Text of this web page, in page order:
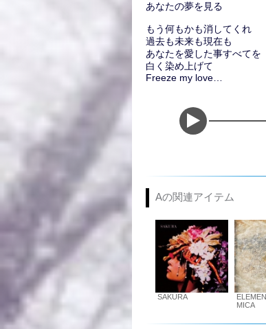
あなたの夢を見る
もう何もかも消してくれ
過去も未来も現在も
あなたを愛した事すべてを
白く染め上げて
Freeze my love…
Aの関連アイテム
SAKURA
MICA